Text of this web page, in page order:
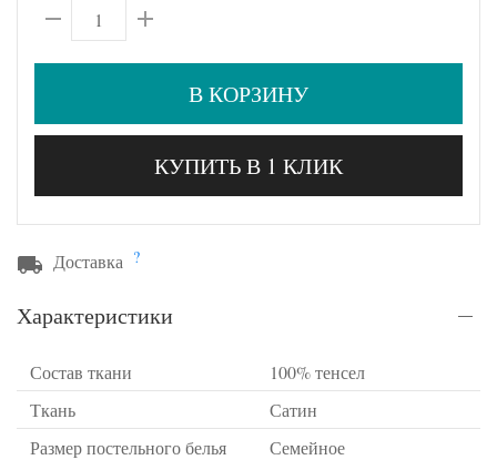
В КОРЗИНУ
КУПИТЬ В 1 КЛИК
Доставка ?
Характеристики
Состав ткани
100% тенсел
Ткань
Сатин
Размер постельного белья
Семейное